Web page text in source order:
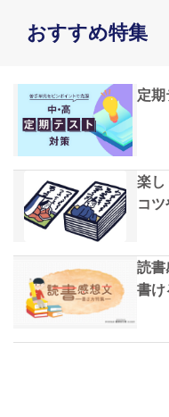
おすすめ特集
定期
楽
コ
読
書け